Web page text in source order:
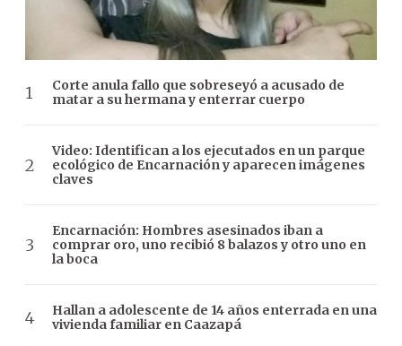
Corte anula fallo que sobreseyó a acusado de
matar a su hermana y enterrar cuerpo
Video: Identifican a los ejecutados en un parque
ecológico de Encarnación y aparecen imágenes
claves
Encarnación: Hombres asesinados iban a
comprar oro, uno recibió 8 balazos y otro uno en
la boca
Hallan a adolescente de 14 años enterrada en una
vivienda familiar en Caazapá